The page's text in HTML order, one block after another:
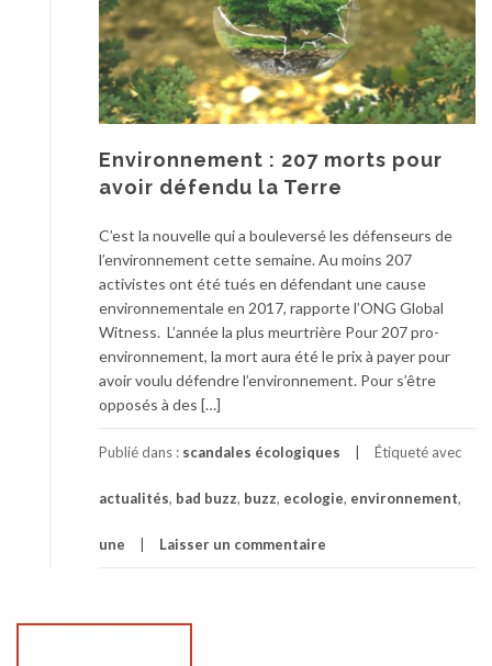
Environnement : 207 morts pour
avoir défendu la Terre
C’est la nouvelle qui a bouleversé les défenseurs de
l’environnement cette semaine. Au moins 207
activistes ont été tués en défendant une cause
environnementale en 2017, rapporte l’ONG Global
Witness. L’année la plus meurtrière Pour 207 pro-
environnement, la mort aura été le prix à payer pour
avoir voulu défendre l’environnement. Pour s’être
opposés à des […]
Publié dans : scandales écologiques Étiqueté avec
actualités, bad buzz, buzz, ecologie, environnement,
une Laisser un commentaire